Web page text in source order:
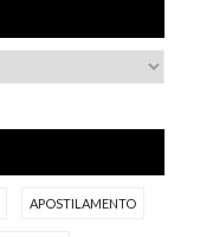
APOSTILAMENTO